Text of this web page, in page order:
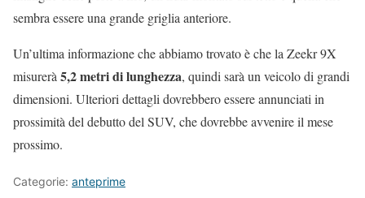
sembra essere una grande griglia anteriore.
Un’ultima informazione che abbiamo trovato è che la Zeekr 9X
misurerà 5,2 metri di lunghezza, quindi sarà un veicolo di grandi
dimensioni. Ulteriori dettagli dovrebbero essere annunciati in
prossimità del debutto del SUV, che dovrebbe avvenire il mese
prossimo.
Categorie: anteprime